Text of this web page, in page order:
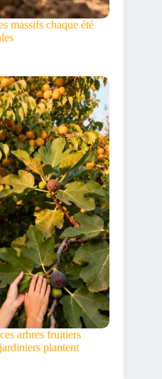
massifs chaque été
arbres fruitiers
plantent